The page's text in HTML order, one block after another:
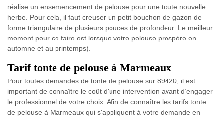
réalise un ensemencement de pelouse pour une toute nouvelle
herbe. Pour cela, il faut creuser un petit bouchon de gazon de
forme triangulaire de plusieurs pouces de profondeur. Le meilleur
moment pour ce faire est lorsque votre pelouse prospère en
automne et au printemps).
Tarif tonte de pelouse à Marmeaux
Pour toutes demandes de tonte de pelouse sur 89420, il est
important de connaître le coût d'une intervention avant d’engager
le professionnel de votre choix. Afin de connaître les tarifs tonte
de pelouse à Marmeaux qui s'appliquent à votre demande en